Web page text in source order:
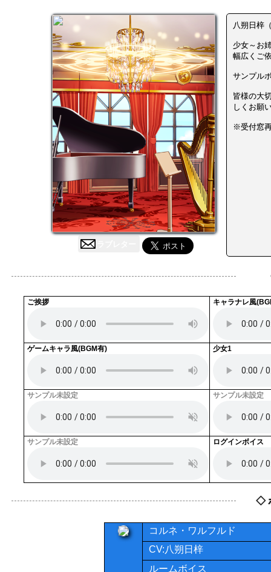
八朔日梓
少女～お
幅広くご
サンプル
皆様の大
しくお願
※受付窓
ご挨拶 キャラナレ風
ゲームキャラ風(BGM有) 少女1
サンプル未設定 サンプル未設定
サンプル未設定 ログインボイス
◇
コルネ・ワルフルド
CV:八朔日梓
ルームボイス